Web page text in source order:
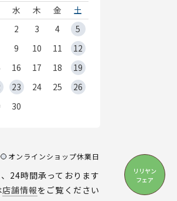
リリヤン
フェア
水 木 金
土
2 3 4
5
9 10 11
12
16 17 18
19
23 24 25
26
30
オンラインショップ休業日
24時間承っております
店舗情報をご覧ください